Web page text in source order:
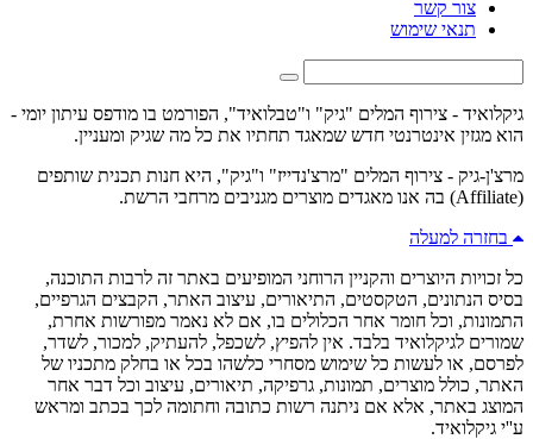
צור קשר
תנאי שימוש
גיקלואיד - צירוף המלים "גיק" ו"טבלואיד", הפורמט בו מודפס עיתון יומי -
הוא מגזין אינטרנטי חדש שמאגד תחתיו את כל מה שגיק ומעניין.
מרצ'ן-גיק - צירוף המלים "מרצ'נדייז" ו"גיק", היא חנות תכנית שותפים
(Affiliate) בה אנו מאגדים מוצרים מגניבים מרחבי הרשת.
בחזרה למעלה
כל זכויות היוצרים והקניין הרוחני המופיעים באתר זה לרבות התוכנה,
בסיס הנתונים, הטקסטים, התיאורים, עיצוב האתר, הקבצים הגרפיים,
התמונות, וכל חומר אחר הכלולים בו, אם לא נאמר מפורשות אחרת,
שמורים לגיקלואיד בלבד. אין להפיץ, לשכפל, להעתיק, למכור, לשדר,
לפרסם, או לעשות כל שימוש מסחרי כלשהו בכל או בחלק מתכניו של
האתר, כולל מוצרים, תמונות, גרפיקה, תיאורים, עיצוב וכל דבר אחר
המוצג באתר, אלא אם ניתנה רשות כתובה וחתומה לכך בכתב ומראש
ע''י גיקלואיד.